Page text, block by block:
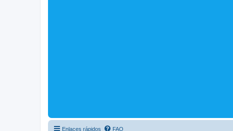
Enlaces rápidos FAQ